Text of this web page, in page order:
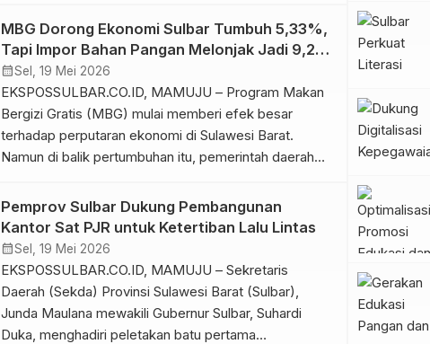
pelantikan Tim GARATTA TBC Desa Bonde, Desa
Bonde Utara, dan Desa Palipi Soreang, Kecamatan
Pamboang, Kabupaten Majene, Jumat (19/6/2026).
Peluncuran program tersebut menjadi bagian dari […]
MBG Dorong Ekonomi Sulbar Tumbuh 5,33%,
Tapi Impor Bahan Pangan Melonjak Jadi 9,23
Persen
calendar_monthSel, 19 Mei 2026
EKSPOSSULBAR.CO.ID, MAMUJU – Program Makan
Bergizi Gratis (MBG) mulai memberi efek besar
terhadap perputaran ekonomi di Sulawesi Barat.
Namun di balik pertumbuhan itu, pemerintah daerah
pangan masih banyak didatangkan dari luar daerah.
Hal itu mengemuka dalam konsultasi Tim Sekretariat
Satgas MBG yang dipimpin Sekretaris Daerah Sulbar,
Junda Maulana, […]
Pemprov Sulbar Dukung Pembangunan
Kantor Sat PJR untuk Ketertiban Lalu Lintas
calendar_monthSel, 19 Mei 2026
EKSPOSSULBAR.CO.ID, MAMUJU – Sekretaris
Daerah (Sekda) Provinsi Sulawesi Barat (Sulbar),
Junda Maulana mewakili Gubernur Sulbar, Suhardi
Duka, menghadiri peletakan batu pertama